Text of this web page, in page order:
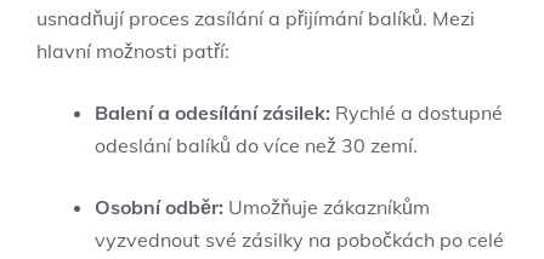
usnadňují proces zasílání a přijímání balíků. Mezi
hlavní možnosti patří:
Balení a odesílání zásilek: Rychlé a dostupné
odeslání balíků do více než 30 zemí.
Osobní odběr: Umožňuje zákazníkům
vyzvednout své zásilky na pobočkách po celé